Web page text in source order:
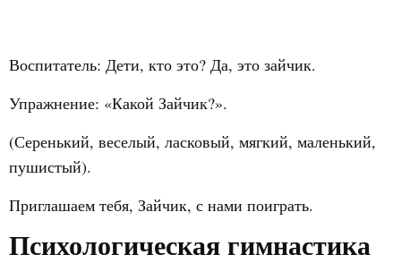
Воспитатель: Дети, кто это? Да, это зайчик.
Упражнение: «Какой Зайчик?».
(Серенький, веселый, ласковый, мягкий, маленький,
пушистый).
Приглашаем тебя, Зайчик, с нами поиграть.
Психологическая гимнастика